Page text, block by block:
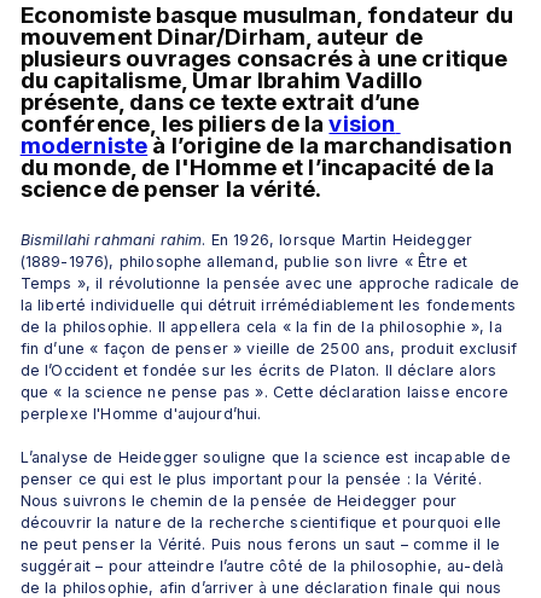
Economiste basque musulman, fondateur du
mouvement Dinar/Dirham, auteur de
plusieurs ouvrages consacrés à une critique
du capitalisme, Umar Ibrahim Vadillo
présente, dans ce texte extrait d’une
conférence, les piliers de la vision
moderniste à l’origine de la marchandisation
du monde, de l'Homme et l’incapacité de la
science de penser la vérité.
Bismillahi rahmani rahim. En 1926, lorsque Martin Heidegger
(1889-1976), philosophe allemand, publie son livre « Être et
Temps », il révolutionne la pensée avec une approche radicale de
la liberté individuelle qui détruit irrémédiablement les fondements
de la philosophie. Il appellera cela « la fin de la philosophie », la
fin d’une « façon de penser » vieille de 2500 ans, produit exclusif
de l’Occident et fondée sur les écrits de Platon. Il déclare alors
que « la science ne pense pas ». Cette déclaration laisse encore
perplexe l'Homme d'aujourd’hui.
L’analyse de Heidegger souligne que la science est incapable de
penser ce qui est le plus important pour la pensée : la Vérité.
Nous suivrons le chemin de la pensée de Heidegger pour
découvrir la nature de la recherche scientifique et pourquoi elle
ne peut penser la Vérité. Puis nous ferons un saut – comme il le
suggérait – pour atteindre l’autre côté de la philosophie, au-delà
de la philosophie, afin d’arriver à une déclaration finale qui nous